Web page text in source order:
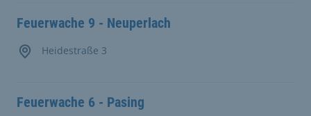
Feuerwache 9 - Neuperlach
Heidestraße 3
Feuerwache 6 - Pasing